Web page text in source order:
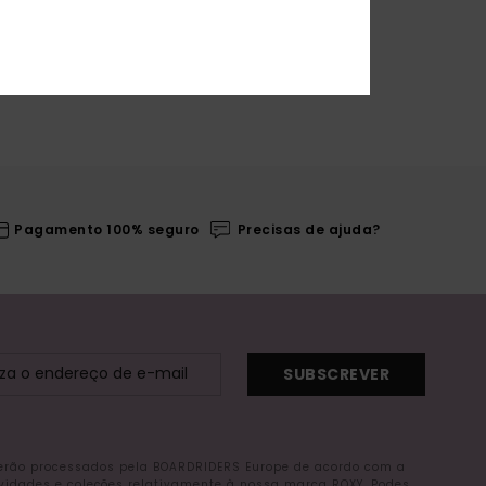
Pagamento 100% seguro Precisas de ajuda?
SUBSCREVER
pela BOARDRIDERS Europe de acordo com a